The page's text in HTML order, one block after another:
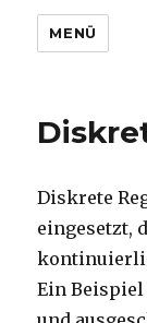
MENÜ
Diskrete
eingesetzt,
Ein